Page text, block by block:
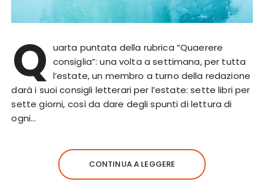
Q uarta puntata della rubrica “Quaerere
consiglia”: una volta a settimana, per tutta
l’estate, un membro a turno della redazione
darà i suoi consigli letterari per l’estate: sette libri per
sette giorni, così da dare degli spunti di lettura di
ogni…
CONTINUA A LEGGERE